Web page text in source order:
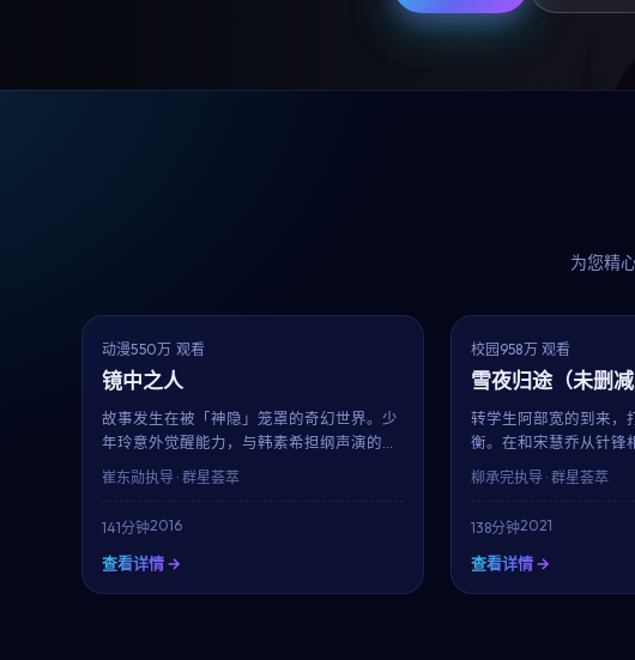
为您精
热播
动漫550万 观看
镜中之人
故事发生在被「神隐」笼罩的奇幻世界。少
年玲意外觉醒能力，与韩素希担纲声演的伙
伴们一同对抗即将吞噬世界的力量。崔东勋
的画面美学与配乐令人沉醉，每一集都欲罢
崔东勋执导 · 群星荟萃
141分钟2016
查看详情 →
NEW
校园 958万 观看
雪夜归途（未删减
转学生阿部宽的到来，
衡。在和宋慧乔从针锋
程中，少年少女们逐渐
梦想，是青春里最闪光
柳承完执导 · 群星荟萃
138分钟2021
查看详情 →